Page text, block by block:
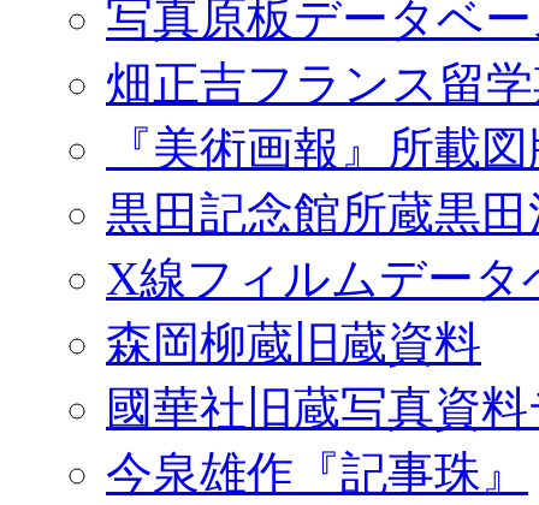
写真原板データベ
畑正吉フランス留
『美術画報』所載
黒田記念館所蔵黒
X線フィルムデータ
森岡柳蔵旧蔵資料
國華社旧蔵写真資
今泉雄作『記事珠』